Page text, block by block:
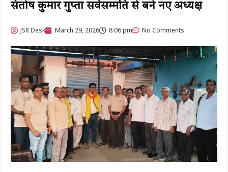
संतोष कुमार गुप्ता सर्वसम्मति से बने नए अध्यक्ष
JSR Desk March 29, 2026 8:06 pm No Comments